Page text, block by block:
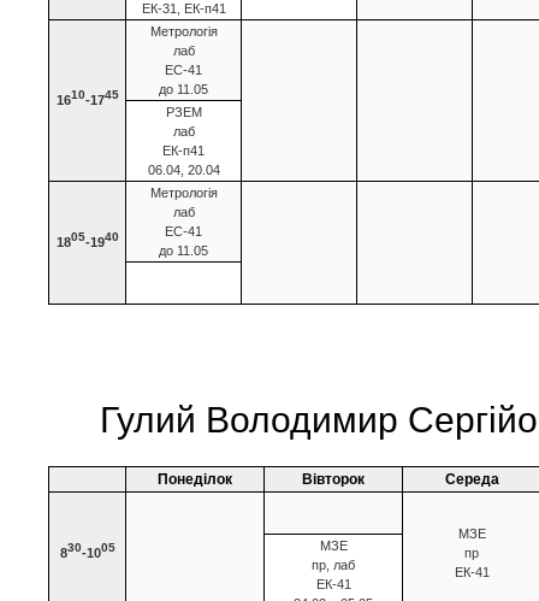
ЕК-31, ЕК-п41
1610-1745
Метрологія
лаб
ЕС-41
до 11.05
РЗЕМ
лаб
ЕК-п41
06.04, 20.04
1805-1940
Метрологія
лаб
ЕС-41
до 11.05
Гулий Володимир
Понеділок Вівторок Середа
830-1005
МЗЕ
пр
ЕК-41
МЗЕ
пр, лаб
ЕК-41